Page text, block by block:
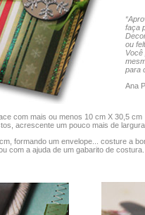
faça
ou
Você
para
Ana
com mais ou menos 10 cm X 30,5 cm
acrescente um pouco mais de
formando um envelope... costure a
com a ajuda de um gabarito de costura.